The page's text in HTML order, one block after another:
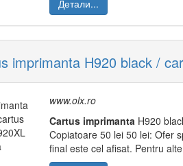
Детали...
imprimanta H920 black /
www.olx.ro
Cartus imprimanta H920
Copiatoare 50 lei 50 lei: Ofer
final este cel afisat. Pentru